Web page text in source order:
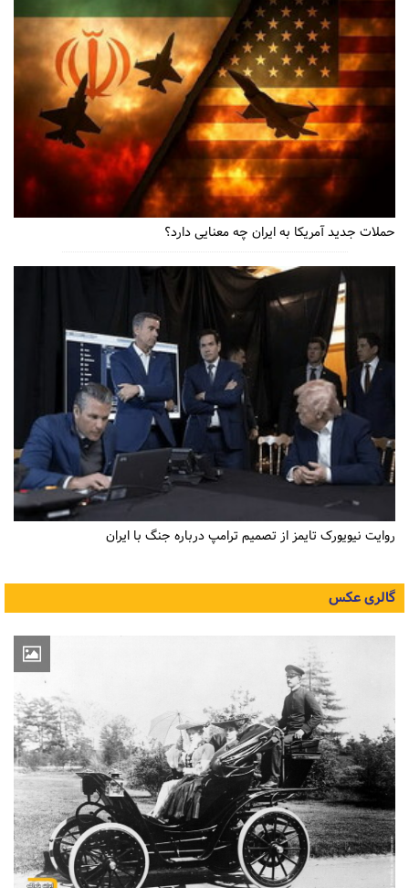
حملات جدید آمریکا به ایران چه معنایی دارد؟
روایت نیویورک تایمز از تصمیم ترامپ درباره جنگ با ایران
گالری عکس